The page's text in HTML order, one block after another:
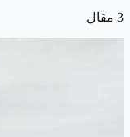
3 مقال